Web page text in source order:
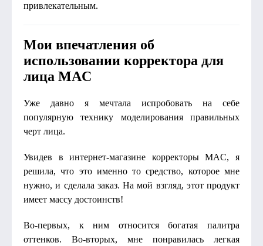
привлекательным.
Мои впечатления об
использовании корректора для
лица MAC
Уже давно я мечтала испробовать на себе
популярную технику моделирования правильных
черт лица.
Увидев в интернет-магазине корректоры MAC, я
решила, что это именно то средство, которое мне
нужно, и сделала заказ. На мой взгляд, этот продукт
имеет массу достоинств!
Во-первых, к ним относится богатая палитра
оттенков. Во-вторых, мне понравилась легкая